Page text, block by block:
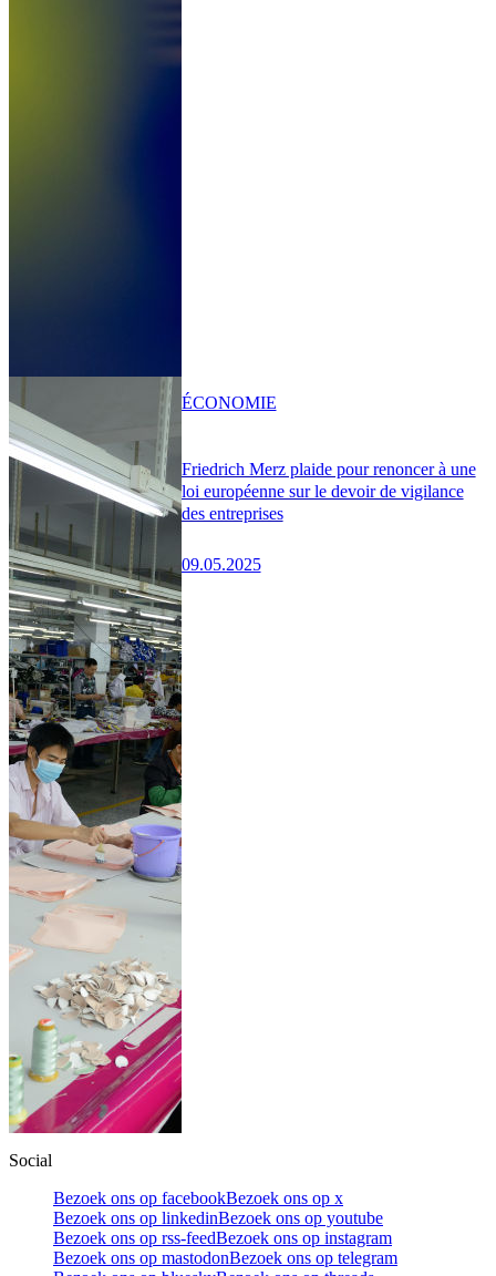
Friedrich Merz plaide pour renoncer à une
loi européenne sur le devoir de vigilance
des entreprises
09.05.2025
ÉCONOMIE
Social
Bezoek ons op facebookBezoek ons op x
Bezoek ons op linkedinBezoek ons op youtube
Bezoek ons op rss-feedBezoek ons op instagram
Bezoek ons op mastodonBezoek ons op telegram